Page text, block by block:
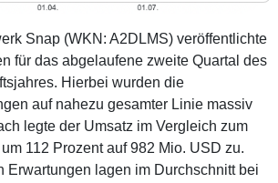
Snap (WKN: A2DLMS) veröffentlichte
für das abgelaufene zweite Quartal des
Hierbei wurden die
auf nahezu gesamter Linie massiv
legte der Umsatz im Vergleich zum
112 Prozent auf 982 Mio. USD zu.
Erwartungen lagen im Durchschnitt bei